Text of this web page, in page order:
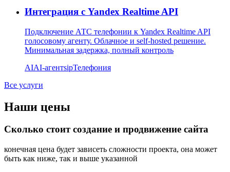
Интеграция с Yandex Realtime API
Подключение АТС телефонии к Yandex Realtime API
голосовому агенту. Облачное и self-hosted решение.
Минимальная задержка, полный контроль
AIAI-агентsipТелефония
Все услуги
Наши цены
Сколько стоит создание и продвижение сайта
конечная цена будет зависеть сложности проекта, она может
быть как ниже, так и выше указанной